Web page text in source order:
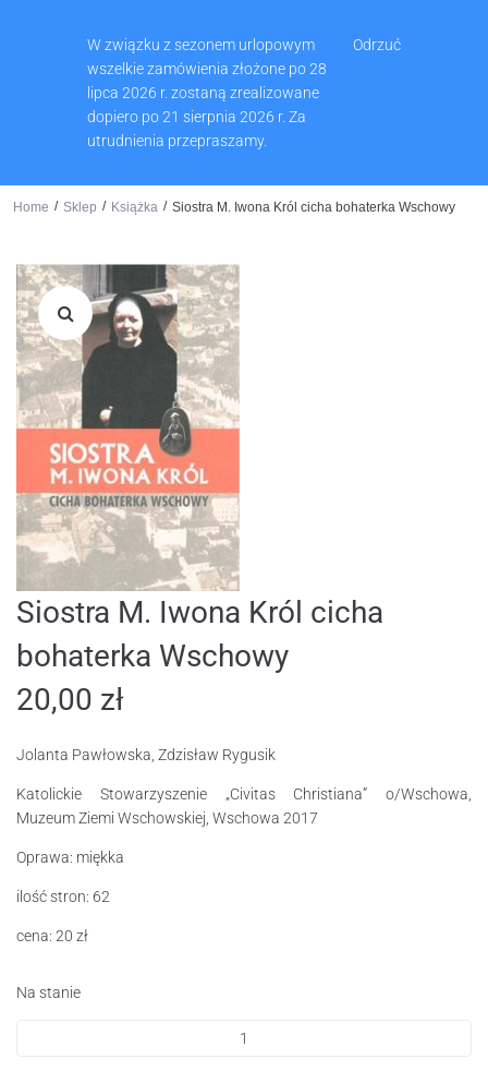
W związku z sezonem urlopowym
wszelkie zamówienia złożone po 28
lipca 2026 r. zostaną zrealizowane
dopiero po 21 sierpnia 2026 r. Za
utrudnienia przepraszamy.
Odrzuć
65 540 74 61
Home / Sklep / Książka / Siostra M. Iwona Król cicha bohaterka Wschowy
Siostra M. Iwona Król cicha
bohaterka Wschowy
20,00 zł
Jolanta Pawłowska, Zdzisław Rygusik
Katolickie Stowarzyszenie „Civitas Christiana” o/Wschowa,
Muzeum Ziemi Wschowskiej, Wschowa 2017
Oprawa: miękka
ilość stron: 62
cena: 20 zł
Na stanie